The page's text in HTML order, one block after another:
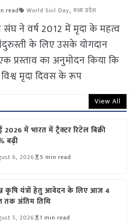
read World Soil Day, मध्य प्रदेश
संघ ने वर्ष 2012 में मृदा के महत्व
के लिए उसके योगदान
प्रस्ताव का अनुमोदन किया कि
विश्व मृदा दिवस के रूप
View All
में भारत में ट्रैक्टर रिटेल बिक्री
बढ़ी
6, 2026 5 min read
कृषि यंत्रों हेतु आवेदन के लिए आज 4
तक अंतिम तिथि
5, 2026 1 min read